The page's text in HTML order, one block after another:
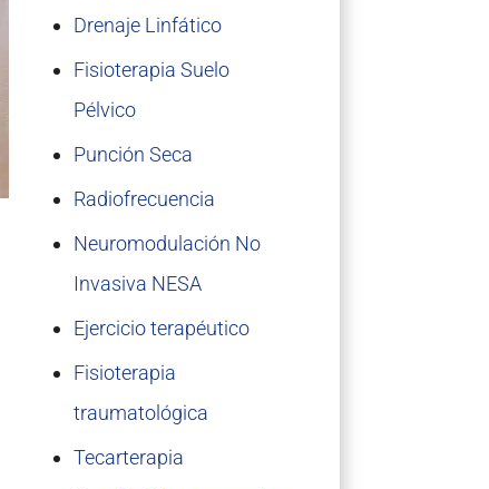
Drenaje Linfático
Fisioterapia Suelo
Pélvico
Punción Seca
Radiofrecuencia
Neuromodulación No
Invasiva NESA
Ejercicio terapéutico
Fisioterapia
traumatológica
Tecarterapia